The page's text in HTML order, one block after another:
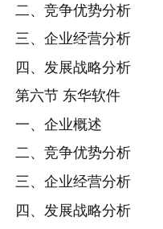
二、竞争优势分析
三、企业经营分析
四、发展战略分析
第六节 东华软件
一、企业概述
二、竞争优势分析
三、企业经营分析
四、发展战略分析